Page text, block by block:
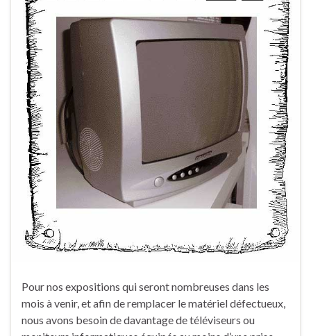
Pour nos expositions qui seront nombreuses dans les
mois à venir, et afin de remplacer le matériel défectueux,
nous avons besoin de davantage de téléviseurs ou